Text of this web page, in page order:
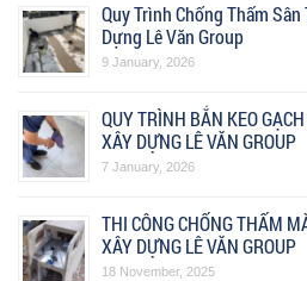
Quy Trình Chống Thấm
Dựng Lê Văn Group
9 January, 2026
QUY TRÌNH BẮN KEO
XÂY DỰNG LÊ VĂN GROUP
7 January, 2026
THI CÔNG CHỐNG THẤM
XÂY DỰNG LÊ VĂN GROUP
18 November, 2025